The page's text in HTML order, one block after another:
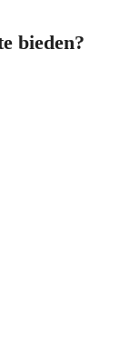
bieden?